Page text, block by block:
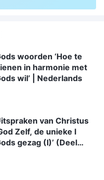
woorden ‘Hoe te
in harmonie met
wil’ | Nederlands
van Christus
Zelf, de unieke I
gezag (I)’ (Deel